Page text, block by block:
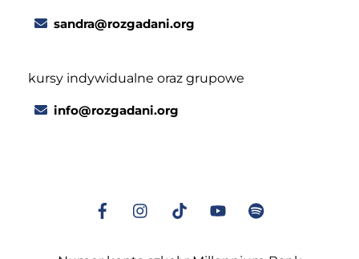
sandra@rozgadani.org
kursy indywidualne oraz grupowe
info@rozgadani.org